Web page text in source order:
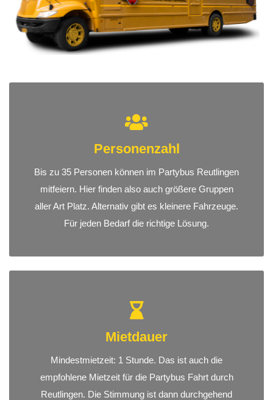
Personenzahl
Bis zu 35 Personen können im Partybus Reutlingen
mitfeiern. Hier finden also auch größere Gruppen
aller Art Platz. Alternativ gibt es kleinere Fahrzeuge.
Für jeden Bedarf die richtige Lösung.
Mietdauer
Mindestmietzeit: 1 Stunde. Das ist auch die
empfohlene Mietzeit für die Partybus Fahrt durch
Reutlingen. Die Stimmung ist dann durchgehend